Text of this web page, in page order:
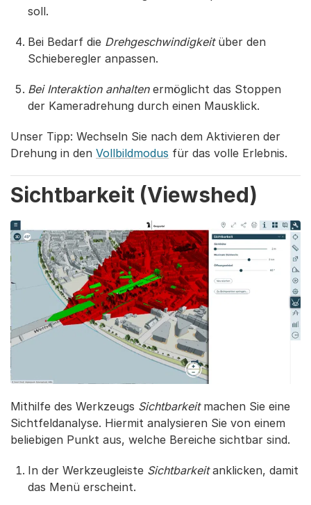
soll.
Bei Bedarf die Drehgeschwindigkeit über den
Schieberegler anpassen.
Bei Interaktion anhaltenermöglicht das Stoppen
der Kameradrehung durch einen Mausklick.
Unser Tipp: Wechseln Sie nach dem Aktivieren der
Drehung in den Vollbildmodus für das volle Erlebnis.
Sichtbarkeit (Viewshed)
Mithilfe des Werkzeugs Sichtbarkeit machen Sie eine
Sichtfeldanalyse. Hiermit analysieren Sie von einem
beliebigen Punkt aus, welche Bereiche sichtbar sind.
In der Werkzeugleiste Sichtbarkeitanklicken, damit
das Menü erscheint.